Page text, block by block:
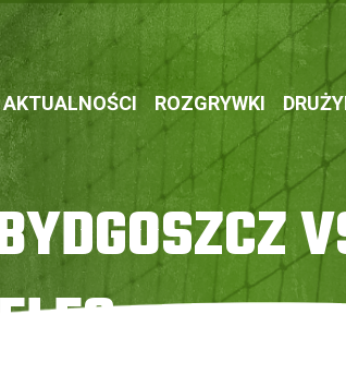
AKTUALNOŚCI ROZGRYWKI